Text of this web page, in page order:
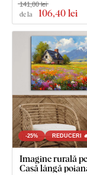
cârlig.
cârlige.
de la 106,40 lei
141,80 lei
-25% REDUCERI
Imagine rurală
Casă lângă